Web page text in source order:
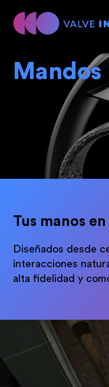
Mandos
Tus manos en
Diseñados desde
interacciones
alta fidelidad y